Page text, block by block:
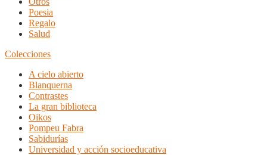
Poesia
Regalo
Salud
Colecciones
A cielo abierto
Blanquerna
Contrastes
La gran biblioteca
Oikos
Pompeu Fabra
Sabidurías
Universidad y acción socioeducativa